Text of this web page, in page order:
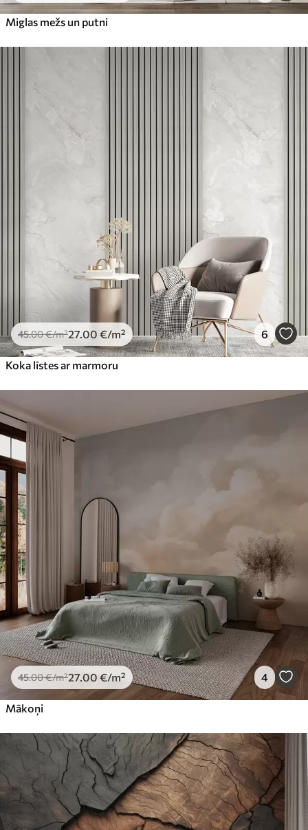
Miglas mežs un putni
45.00€/m²27.00 €/m² 6
Koka līstes ar marmoru
45.00€/m²27.00 €/m² 4
Mākoņi